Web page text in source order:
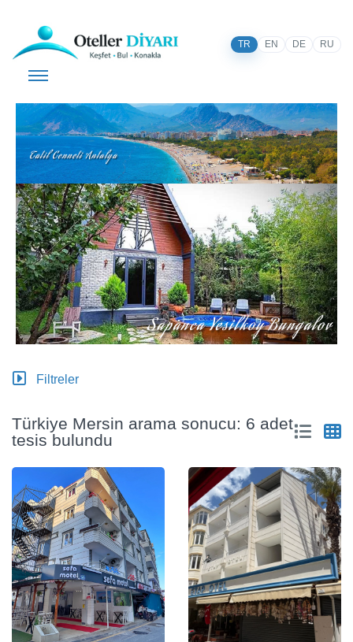
TR EN DE RU
Filtreler
Türkiye Mersin arama sonucu: 6 adet
tesis bulundu